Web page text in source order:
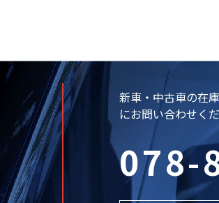
新車・中古車の在
にお問い合わせくだ
078-